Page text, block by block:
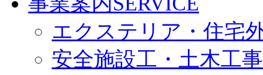
エクステリア・住宅
安全施設工・土木工事